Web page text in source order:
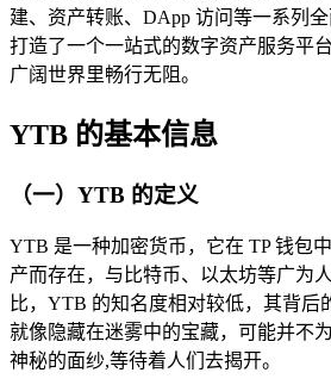
建、资产转账、DApp 访问等一系列
打造了一个一站式的数字资产服务平
广阔世界里畅行无阻。
YTB 的基本信息
（一）YTB 的定义
YTB 是一种加密货币，它在 TP 钱包
产而存在，与比特币、以太坊等广为
比，YTB 的知名度相对较低，其背后
就像隐藏在迷雾中的宝藏，可能并不
神秘的面纱,等待着人们去揭开。